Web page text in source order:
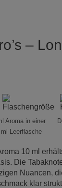
–
Aroma in einer
Leerflasche
10 ml
Die
Nuancen,
klar